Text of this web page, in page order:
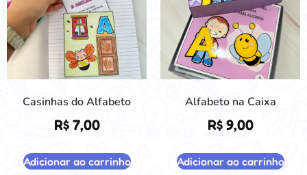
Casinhas do Alfabeto
R$7,00
Adicionar ao carrinho
Alfabeto na Caixa
R$9,00
Adicionar ao carrinho